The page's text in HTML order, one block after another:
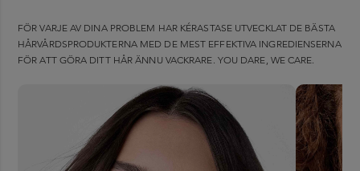
FÖR VARJE AV DINA PROBLEM HAR KÉRASTASE UTVECKLAT DE BÄSTA
HÅRVÅRDSPRODUKTERNA MED DE MEST EFFEKTIVA INGREDIENSERNA
FÖR ATT GÖRA DITT HÅR ÄNNU VACKRARE. YOU DARE, WE CARE.